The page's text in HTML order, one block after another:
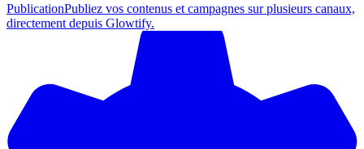
PublicationPubliez vos contenus et campagnes sur plusieurs canaux,
directement depuis Glowtify.